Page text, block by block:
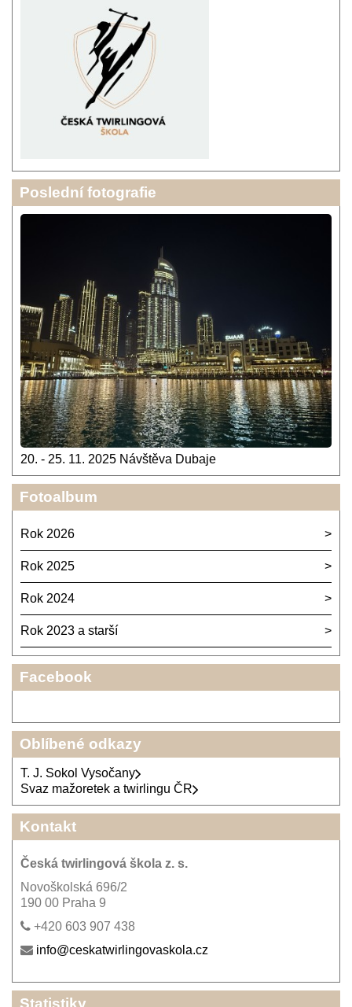
Poslední fotografie
20. - 25. 11. 2025 Návštěva Dubaje
Fotoalbum
Rok 2026
Rok 2025
Rok 2024
Rok 2023 a starší
Facebook
Oblíbené odkazy
T. J. Sokol Vysočany
Svaz mažoretek a twirlingu ČR
Kontakt
Česká twirlingová škola z. s.
Novoškolská 696/2
190 00 Praha 9
+420 603 907 438
info@ceskatwirlingovaskola.cz